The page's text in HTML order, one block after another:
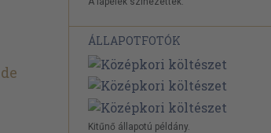
ÁLLAPOTFOTÓK
Kitűnő állapotú példány.